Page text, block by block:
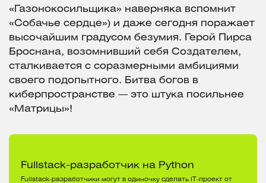
«Газонокосильщика» наверняка вспомнит
«Собачье сердце») и даже сегодня поражает
высочайшим градусом безумия. Герой Пирса
Броснана, возомнивший себя Создателем,
сталкивается с соразмерными амбициями
своего подопытного. Битва богов в
киберпространстве — это штука посильнее
«Матрицы»!
Fullstack-разработчик на Python
Fullstack-разработчики могут в одиночку сделать IT-проект от